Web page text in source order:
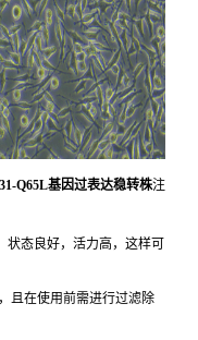
Q65L基因过表达稳转株注
状态良好，活力高，这样可
且在使用前需进行过滤除